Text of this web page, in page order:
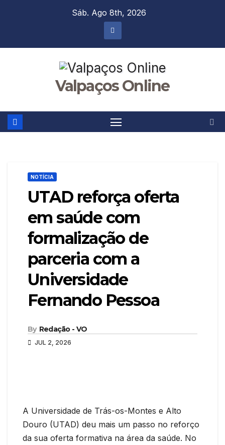
Sáb. Ago 8th, 2026
Valpaços Online
NOTÍCIA
UTAD reforça oferta
em saúde com
formalização de
parceria com a
Universidade
Fernando Pessoa
By Redação - VO
JUL 2, 2026
A Universidade de Trás-os-Montes e Alto
Douro (UTAD) deu mais um passo no reforço
da sua oferta formativa na área da saúde. No